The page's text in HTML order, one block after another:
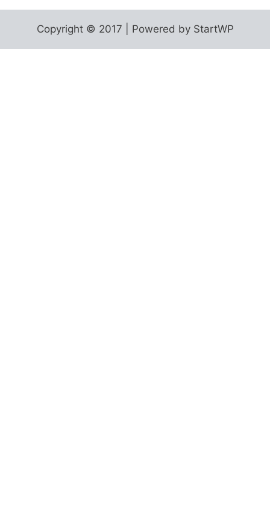
Copyright © 2017 | Powered by StartWP